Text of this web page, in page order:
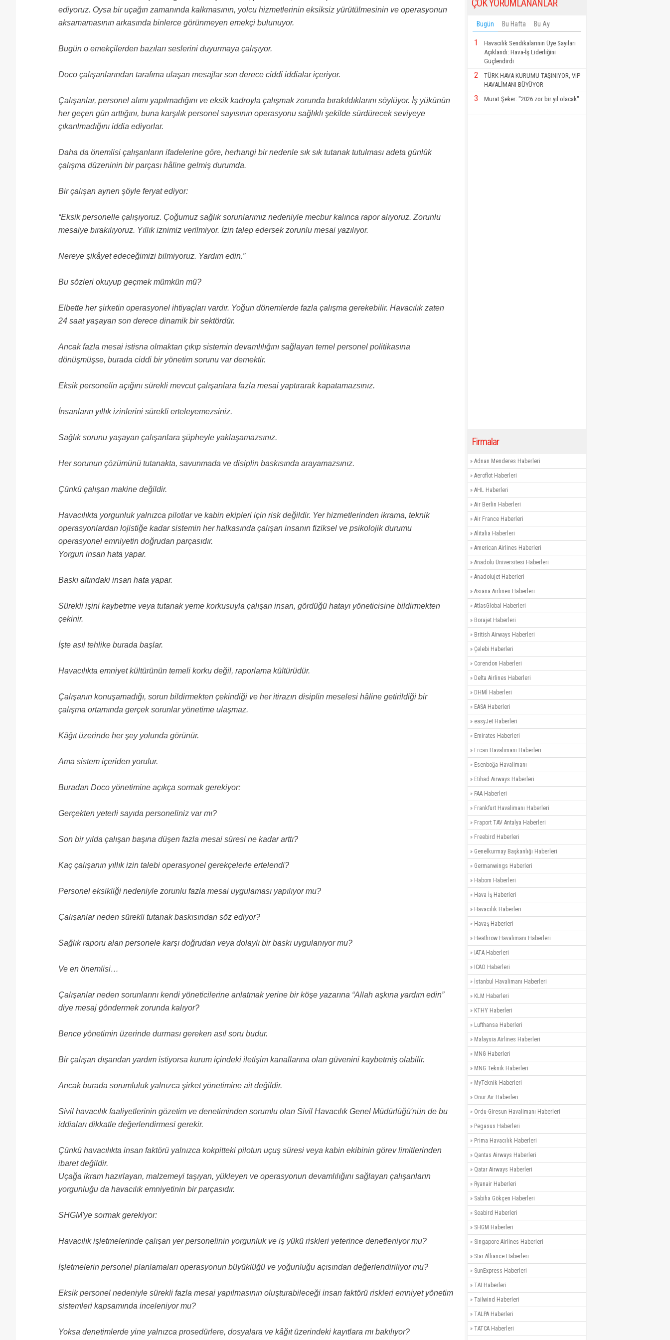
ediyoruz. Oysa bir uçağın zamanında kalkmasının, yolcu hizmetlerinin eksiksiz yürütülmesinin ve operasyonun
aksamamasının arkasında binlerce görünmeyen emekçi bulunuyor.
Bugün o emekçilerden bazıları seslerini duyurmaya çalışıyor.
Doco çalışanlarından tarafıma ulaşan mesajlar son derece ciddi iddialar içeriyor.
Çalışanlar, personel alımı yapılmadığını ve eksik kadroyla çalışmak zorunda bırakıldıklarını söylüyor. İş yükünün
her geçen gün arttığını, buna karşılık personel sayısının operasyonu sağlıklı şekilde sürdürecek seviyeye
çıkarılmadığını iddia ediyorlar.
Daha da önemlisi çalışanların ifadelerine göre, herhangi bir nedenle sık sık tutanak tutulması adeta günlük
çalışma düzeninin bir parçası hâline gelmiş durumda.
Bir çalışan aynen şöyle feryat ediyor:
“Eksik personelle çalışıyoruz. Çoğumuz sağlık sorunlarımız nedeniyle mecbur kalınca rapor alıyoruz. Zorunlu
mesaiye bırakılıyoruz. Yıllık iznimiz verilmiyor. İzin talep edersek zorunlu mesai yazılıyor.
Nereye şikâyet edeceğimizi bilmiyoruz. Yardım edin.”
Bu sözleri okuyup geçmek mümkün mü?
Elbette her şirketin operasyonel ihtiyaçları vardır. Yoğun dönemlerde fazla çalışma gerekebilir. Havacılık zaten
24 saat yaşayan son derece dinamik bir sektördür.
Ancak fazla mesai istisna olmaktan çıkıp sistemin devamlılığını sağlayan temel personel politikasına
dönüşmüşse, burada ciddi bir yönetim sorunu var demektir.
Eksik personelin açığını sürekli mevcut çalışanlara fazla mesai yaptırarak kapatamazsınız.
İnsanların yıllık izinlerini sürekli erteleyemezsiniz.
Sağlık sorunu yaşayan çalışanlara şüpheyle yaklaşamazsınız.
Her sorunun çözümünü tutanakta, savunmada ve disiplin baskısında arayamazsınız.
Çünkü çalışan makine değildir.
Havacılıkta yorgunluk yalnızca pilotlar ve kabin ekipleri için risk değildir. Yer hizmetlerinden ikrama, teknik
operasyonlardan lojistiğe kadar sistemin her halkasında çalışan insanın fiziksel ve psikolojik durumu
operasyonel emniyetin doğrudan parçasıdır.
Yorgun insan hata yapar.
Baskı altındaki insan hata yapar.
Sürekli işini kaybetme veya tutanak yeme korkusuyla çalışan insan, gördüğü hatayı yöneticisine bildirmekten
çekinir.
İşte asıl tehlike burada başlar.
Havacılıkta emniyet kültürünün temeli korku değil, raporlama kültürüdür.
Çalışanın konuşamadığı, sorun bildirmekten çekindiği ve her itirazın disiplin meselesi hâline getirildiği bir
çalışma ortamında gerçek sorunlar yönetime ulaşmaz.
Kâğıt üzerinde her şey yolunda görünür.
Ama sistem içeriden yorulur.
Buradan Doco yönetimine açıkça sormak gerekiyor:
Gerçekten yeterli sayıda personeliniz var mı?
Son bir yılda çalışan başına düşen fazla mesai süresi ne kadar arttı?
Kaç çalışanın yıllık izin talebi operasyonel gerekçelerle ertelendi?
Personel eksikliği nedeniyle zorunlu fazla mesai uygulaması yapılıyor mu?
Çalışanlar neden sürekli tutanak baskısından söz ediyor?
Sağlık raporu alan personele karşı doğrudan veya dolaylı bir baskı uygulanıyor mu?
Ve en önemlisi…
Çalışanlar neden sorunlarını kendi yöneticilerine anlatmak yerine bir köşe yazarına “Allah aşkına yardım edin”
diye mesaj göndermek zorunda kalıyor?
Bence yönetimin üzerinde durması gereken asıl soru budur.
Bir çalışan dışarıdan yardım istiyorsa kurum içindeki iletişim kanallarına olan güvenini kaybetmiş olabilir.
Ancak burada sorumluluk yalnızca şirket yönetimine ait değildir.
Sivil havacılık faaliyetlerinin gözetim ve denetiminden sorumlu olan Sivil Havacılık Genel Müdürlüğü'nün de bu
iddiaları dikkatle değerlendirmesi gerekir.
Çünkü havacılıkta insan faktörü yalnızca kokpitteki pilotun uçuş süresi veya kabin ekibinin görev limitlerinden
ibaret değildir.
Uçağa ikram hazırlayan, malzemeyi taşıyan, yükleyen ve operasyonun devamlılığını sağlayan çalışanların
yorgunluğu da havacılık emniyetinin bir parçasıdır.
SHGM'ye sormak gerekiyor:
Havacılık işletmelerinde çalışan yer personelinin yorgunluk ve iş yükü riskleri yeterince denetleniyor mu?
İşletmelerin personel planlamaları operasyonun büyüklüğü ve yoğunluğu açısından değerlendiriliyor mu?
Eksik personel nedeniyle sürekli fazla mesai yapılmasının oluşturabileceği insan faktörü riskleri emniyet yönetim
sistemleri kapsamında inceleniyor mu?
Yoksa denetimlerde yine yalnızca prosedürlere, dosyalara ve kâğıt üzerindeki kayıtlara mı bakılıyor?
ÇOK YORUMLANANLAR
Bugün Bu Hafta Bu Ay
1
Havacılık Sendikalarının Üye Sayıları
Açıklandı: Hava-İş Liderliğini
Güçlendirdi
2
TÜRK HAVA KURUMU TAŞINIYOR, VIP
HAVALİMANI BÜYÜYOR
3 Murat Şeker: "2026 zor bir yıl olacak"
Firmalar
» Adnan Menderes Haberleri
» Aeroflot Haberleri
» AHL Haberleri
» Air Berlin Haberleri
» Air France Haberleri
» Alitalia Haberleri
» American Airlines Haberleri
» Anadolu Üniversitesi Haberleri
» Anadolujet Haberleri
» Asiana Airlines Haberleri
» AtlasGlobal Haberleri
» Borajet Haberleri
» British Airways Haberleri
» Çelebi Haberleri
» Corendon Haberleri
» Delta Airlines Haberleri
» DHMİ Haberleri
» EASA Haberleri
» easyJet Haberleri
» Emirates Haberleri
» Ercan Havalimanı Haberleri
» Esenboğa Havalimanı
» Etihad Airways Haberleri
» FAA Haberleri
» Frankfurt Havalimanı Haberleri
» Fraport TAV Antalya Haberleri
» Freebird Haberleri
» Genelkurmay Başkanlığı Haberleri
» Germanwings Haberleri
» Habom Haberleri
» Hava İş Haberleri
» Havacılık Haberleri
» Havaş Haberleri
» Heathrow Havalimanı Haberleri
» IATA Haberleri
» ICAO Haberleri
» İstanbul Havalimanı Haberleri
» KLM Haberleri
» KTHY Haberleri
» Lufthansa Haberleri
» Malaysia Airlines Haberleri
» MNG Haberleri
» MNG Teknik Haberleri
» MyTeknik Haberleri
» Onur Air Haberleri
» Ordu-Giresun Havalimanı Haberleri
» Pegasus Haberleri
» Prima Havacılık Haberleri
» Qantas Airways Haberleri
» Qatar Airways Haberleri
» Ryanair Haberleri
» Sabiha Gökçen Haberleri
» Seabird Haberleri
» SHGM Haberleri
» Singapore Airlines Haberleri
» Star Alliance Haberleri
» SunExpress Haberleri
» TAI Haberleri
» Tailwind Haberleri
» TALPA Haberleri
» TATCA Haberleri